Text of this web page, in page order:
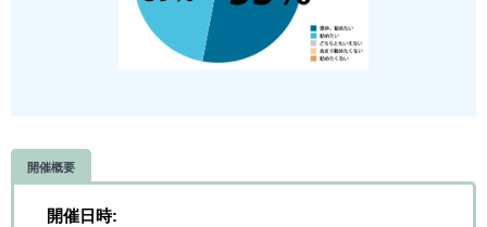
開催概要
開催日時